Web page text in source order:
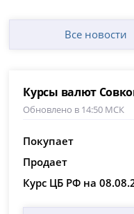
Все новости
Курсы валют
Обновлено в 14:50 МСК
Покупает
Продает
Курс ЦБ РФ на